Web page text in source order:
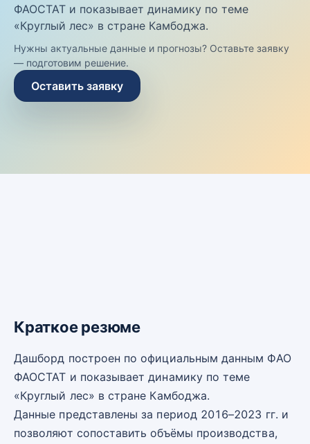
ФАОСТАТ и показывает динамику по теме
«Круглый лес» в стране Камбоджа.
Нужны актуальные данные и прогнозы? Оставьте заявку
— подготовим решение.
Оставить заявку
Краткое резюме
Дашборд построен по официальным данным ФАО
ФАОСТАТ и показывает динамику по теме
«Круглый лес» в стране Камбоджа.
Данные представлены за период 2016–2023 гг. и
позволяют сопоставить объёмы производства,